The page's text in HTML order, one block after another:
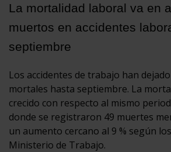
La mortalidad laboral va en
muertos en accidentes
septiembre
Los accidentes de trabajo han
mortales hasta septiembre. La
crecido con respecto al mismo
donde se registraron 49 muertes
un aumento cercano al 9 % según
Ministerio de Trabajo.